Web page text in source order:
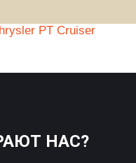
PT Cruiser
НАС?